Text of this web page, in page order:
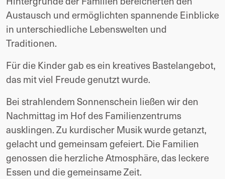
Austausch und ermöglichten spannende Einblicke
in unterschiedliche Lebenswelten und
Traditionen.
Für die Kinder gab es ein kreatives Bastelangebot,
das mit viel Freude genutzt wurde.
Bei strahlendem Sonnenschein ließen wir den
Nachmittag im Hof des Familienzentrums
ausklingen. Zu kurdischer Musik wurde getanzt,
gelacht und gemeinsam gefeiert. Die Familien
genossen die herzliche Atmosphäre, das leckere
Essen und die gemeinsame Zeit.